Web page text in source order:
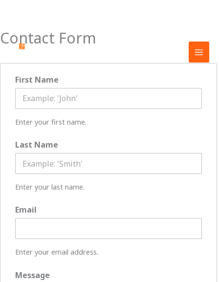
Aller
Contact Form
First Name
Enter your first name.
Last Name
Enter your last name.
Email
Enter your email address.
Message